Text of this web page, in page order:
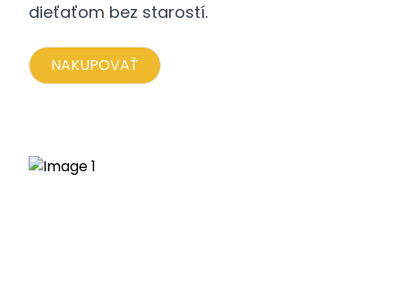
dieťaťom bez starostí.
NAKUPOVAŤ